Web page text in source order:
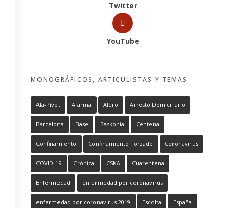
Twitter
YouTube
MONOGRÁFICOS, ARTICULISTAS Y TEMAS
Ala-Pívot Alarma Alero Arresto Domiciliario
Barcelona Base Baskonia Centena
Confinamiento Confinamiento Forzado Coronavirus
COVID-19 Crónica CSKA Cuarentena
Enfermedad enfermedad por coronavirus
enfermedad por coronavirus 2019 Escolta España